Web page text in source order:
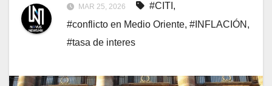
MAR 25, 2026 #CITI ,
#conflicto en Medio Oriente, #INFLACIÓN ,
#tasa de interes